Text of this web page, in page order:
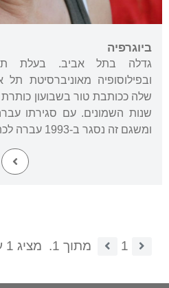
ביוגרפיה
גדלה בתל אביב. בעלת
ובפילוסופיה מאוניברסיטת
שלה ככותבת טור בשבועון
שנות השמונים. עם סגירתו
ומשגם זה נסגר ב-1993 עברה לכתוב ב""הארץ"".
1 מתוך 1. מציג 1 ערכים.